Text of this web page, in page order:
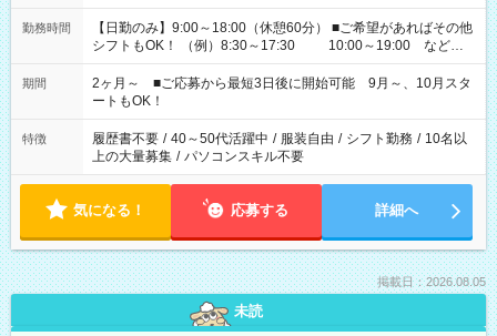
勤務時間
【日勤のみ】9:00～18:00（休憩60分） ■ご希望があればその他
シフトもOK！ （例）8:30～17:30 10:00～19:00 など
「家族とお休みを合わせたい」 「できれば残業はしたくない」
など、あなたのご希望に沿ったお仕事をご紹介します！ ※Wワ
ーク希望の方へ 今ご覧のお仕事で希望する勤務時間と、もう1つ
のお仕事の勤務時間。 合計で週40時間を超える場合は応募でき
ません
期間
2ヶ月～ ■ご応募から最短3日後に開始可能 9月～、10月スタ
ートもOK！
特徴 履歴書不要 / 40～50代活躍中 / 服装自由 / シフト勤務 / 10名以
上の大量募集 / パソコンスキル不要
気になる！ 応募する 詳細へ
掲載日：2026.08.05
未読